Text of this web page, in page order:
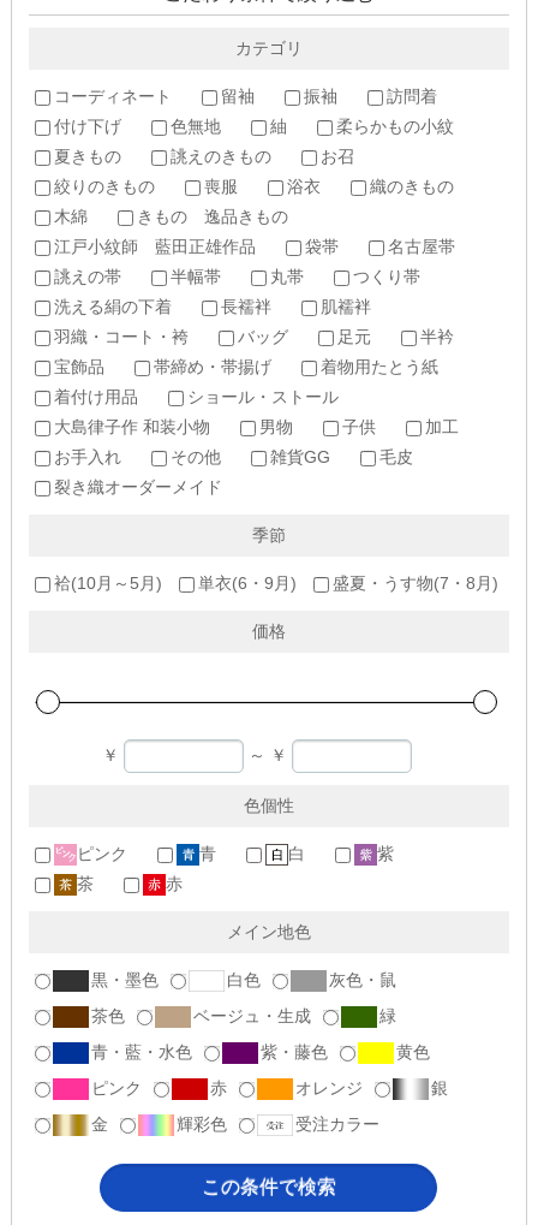
カテゴリ
コーディネート 留袖 振袖
訪問着
付け下げ
色無地 紬
柔らかもの小紋
夏きもの
誂えのきもの
お召
絞りのきもの
喪服 浴衣
織のきもの
木綿
きもの 逸品きもの
江戸小紋師 藍田正雄作品
袋帯
名古屋帯
誂えの帯
半幅帯 丸帯
つくり帯
洗える絹の下着
長襦袢
肌襦袢
羽織・コート・袴
バッグ 足元
半衿
宝飾品
帯締め・帯揚げ
着物用たとう紙
着付け用品
ショール・ストール
大島律子作 和装小物
男物 子供
加工
お手入れ
その他 雑貨GG
毛皮
裂き織オーダーメイド
季節
袷(10月～5月) 単衣(6・9月) 盛夏・うす物(7・8月)
価格
￥ ～ ￥
色個性
ピンク 青 白
紫
茶
赤
メイン地色
黒・墨色 白色
灰色・鼠
茶色
ベージュ・生成
緑
青・藍・水色
紫・藤色
黄色
ピンク
赤 オレンジ
銀
金
輝彩色 受注カラー